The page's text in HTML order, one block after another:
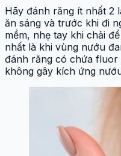
Hãy đánh răng ít nhất 2
ăn sáng và trước khi đi
mềm, nhẹ tay khi chải
nhất là khi vùng nướu
đánh răng có chứa
không gây kích ứng